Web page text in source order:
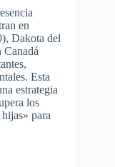
en
Dakota del
Esta
estrategia
los
para